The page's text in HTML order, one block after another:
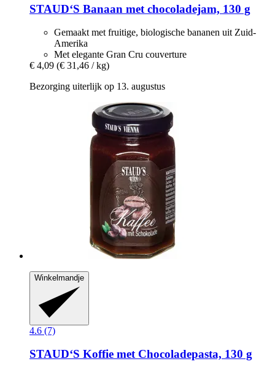
STAUD‘S Banaan met chocoladejam, 130 g
Gemaakt met fruitige, biologische bananen uit Zuid-
Amerika
Met elegante Gran Cru couverture
€ 4,09 (€ 31,46 / kg)
Bezorging uiterlijk op 13. augustus
Winkelmandje
4.6 (7)
STAUD‘S Koffie met Chocoladepasta, 130 g